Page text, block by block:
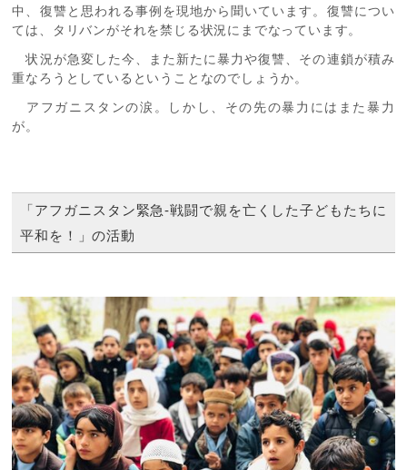
中、復讐と思われる事例を現地から聞いています。復讐につい
ては、タリバンがそれを禁じる状況にまでなっています。
状況が急変した今、また新たに暴力や復讐、その連鎖が積み
重なろうとしているということなのでしょうか。
アフガニスタンの涙。しかし、その先の暴力にはまた暴力
が。
「アフガニスタン緊急-戦闘で親を亡くした子どもたちに
平和を！」の活動